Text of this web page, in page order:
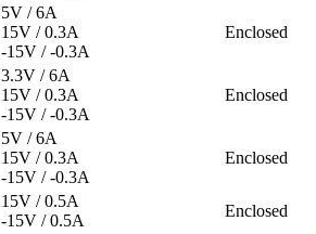
5V / 6A
15V / 0.3A
-15V / -0.3A
Enclosed
3.3V / 6A
15V / 0.3A
-15V / -0.3A
Enclosed
5V / 6A
15V / 0.3A
-15V / -0.3A
Enclosed
15V / 0.5A
-15V / 0.5A
Enclosed